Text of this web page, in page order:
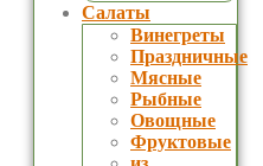
Салаты
Винегреты
Праздничные
Мясные
Рыбные
Овощные
Фруктовые